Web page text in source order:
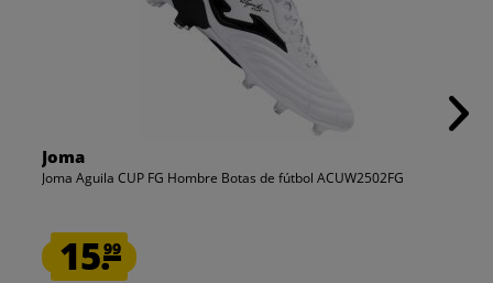
Joma
Joma Aguila CUP FG Hombre Botas de fútbol ACUW2502FG
15.99